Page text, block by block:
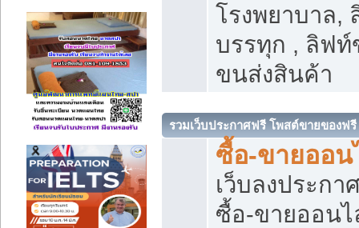
โรงพยาบาล,
บรรทุก , ลิฟ
ขนส่งสินค้า
รวมเว็บประกาศฟรี โพสต์ขายของฟรี
ซื้อ-ขายออน
เว็บลงประก
ซื้อ-ขายออน